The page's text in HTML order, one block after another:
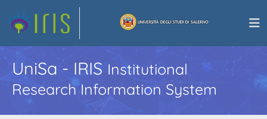
UniSa - IRISInstitutional
Research Information System